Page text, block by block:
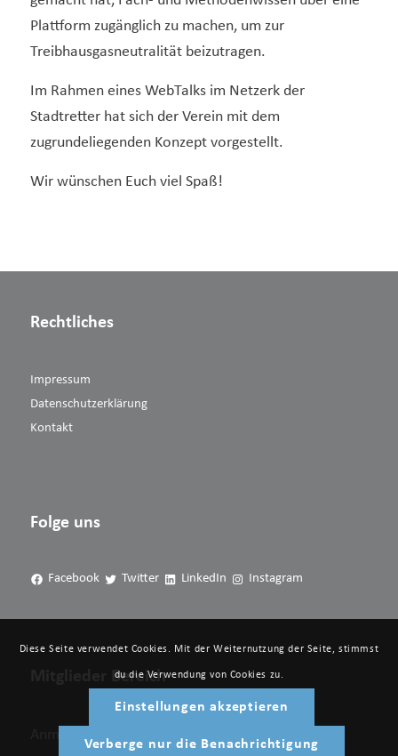
Plattform zugänglich zu machen, um zur
Treibhausgasneutralität beizutragen.
Im Rahmen eines WebTalks im Netzerk der
Stadtretter hat sich der Verein mit dem
zugrundeliegenden Konzept vorgestellt.
Wir wünschen Euch viel Spaß!
Rechtliches
Impressum
Datenschutzerklärung
Kontakt
Folge uns
Facebook Twitter LinkedIn Instagram
Mitglieder Bereich
Diese Seite verwendet Cookies. Mit der Weiternutzung der Seite, stimmst
du die Verwendung von Cookies zu.
Einstellungen akzeptieren
Verberge nur die Benachrichtigung